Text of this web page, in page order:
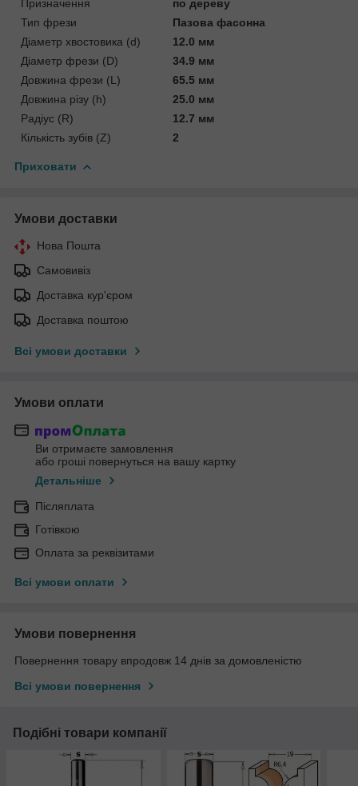
Призначення
по дереву
Тип фрези
Пазова фасонна
Діаметр хвостовика (d)
12.0 мм
Діаметр фрези (D)
34.9 мм
Довжина фрези (L)
65.5 мм
Довжина різу (h)
25.0 мм
Радіус (R)
12.7 мм
Кількість зубів (Z)
2
Приховати
Умови доставки
Нова Пошта
Самовивіз
Доставка кур'єром
Доставка поштою
Всі умови доставки
Умови оплати
Ви отримаєте замовлення
або гроші повернуться на вашу картку
Детальніше
Післяплата
Готівкою
Оплата за реквізитами
Всі умови оплати
Умови повернення
Повернення товару впродовж 14 днів за домовленістю
Всі умови повернення
Подібні товари компанії